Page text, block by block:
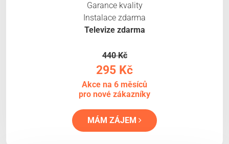
Garance kvality
Instalace zdarma
Televize zdarma
440 Kč
295 Kč
Akce na 6 měsíců
pro nové zákazníky
MÁM ZÁJEM